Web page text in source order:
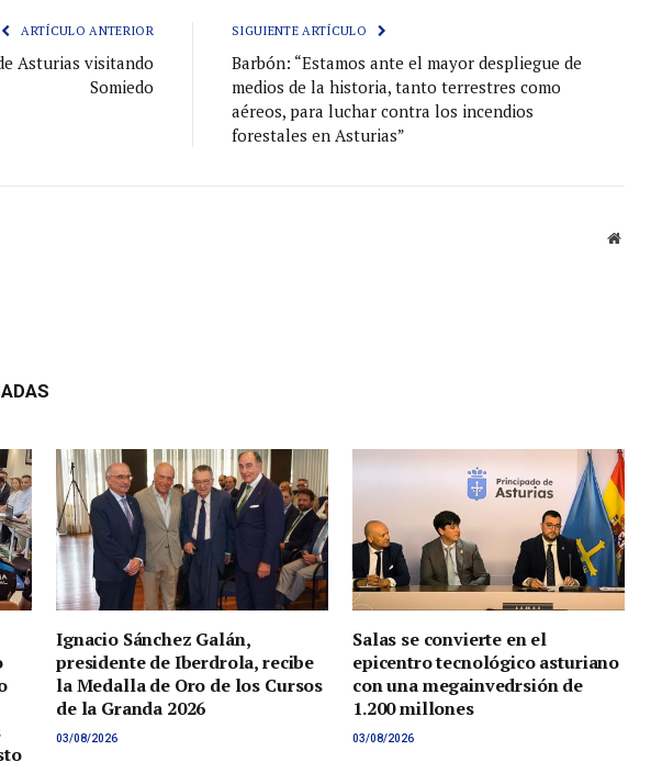
ARTÍCULO ANTERIOR
Asturias visitando
Somiedo
SIGUIENTE ARTÍCULO
Barbón: “Estamos ante el mayor despliegue de
medios de la historia, tanto terrestres como
aéreos, para luchar contra los incendios
forestales en Asturias”
Sitio
Ignacio Sánchez Galán,
presidente de Iberdrola, recibe
la Medalla de Oro de los Cursos
de la Granda 2026
03/08/2026
Salas se convierte en el
epicentro tecnológico asturiano
con una megainvedrsión de
1.200 millones
03/08/2026